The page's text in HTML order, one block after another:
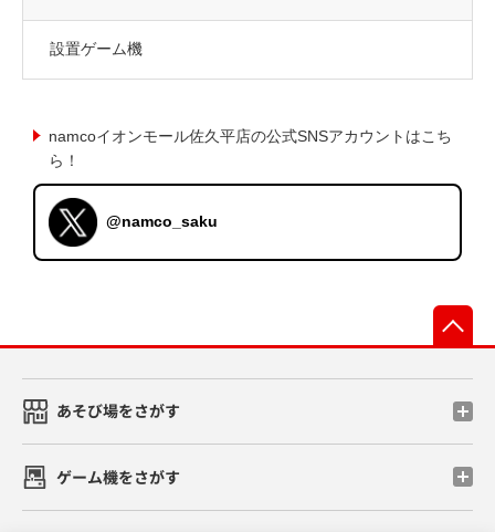
設置ゲーム機
namcoイオンモール佐久平店の公式SNSアカウントはこち
ら！
@namco_saku
あそび場をさがす
ゲーム機をさがす